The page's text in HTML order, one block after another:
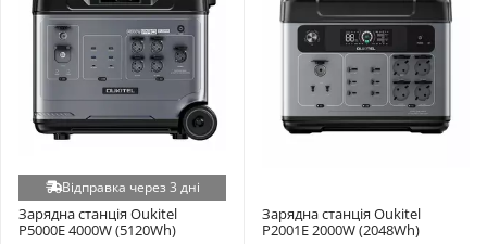
Відправка через 3 дні
Зарядна станція Oukitel
P5000E 4000W (5120Wh)
Зарядна станція Oukitel
P2001E 2000W (2048Wh)